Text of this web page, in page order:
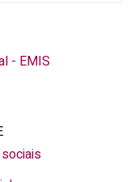
- EMIS